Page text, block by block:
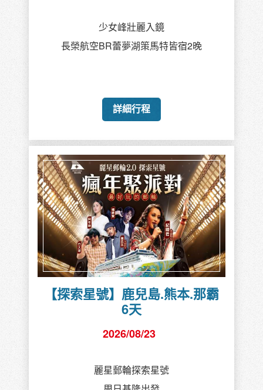
麗星郵輪探索星號
周日基隆出發
詳細行程
富士山與伊豆半島5天
2026/08/26
海鮮美饌細品味
遠眺富士山動感之旅